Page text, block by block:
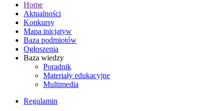
Home
Aktualności
Konkursy
Mapa inicjatyw
Baza podmiotów
Ogłoszenia
Baza wiedzy
Poradnik
Materiały edukacyjne
Multimedia
Regulamin